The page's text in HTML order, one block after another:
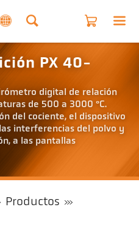
PX 40-
digital de relación
de 500 a 3000 °C.
del cociente, el dispositivo
interferencias del polvo y
a las pantallas
Productos